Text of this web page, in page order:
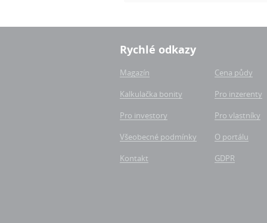
Rychlé odkazy
Magazín
Cena půdy
Kalkulačka bonity
Pro inzerenty
Pro investory
Pro vlastníky
Všeobecné podmínky
O portálu
Kontakt
GDPR